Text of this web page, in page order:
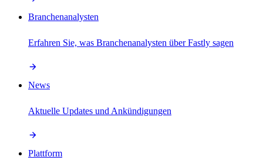
Branchenanalysten
Erfahren Sie, was Branchenanalysten über Fastly sagen
News
Aktuelle Updates und Ankündigungen
Plattform